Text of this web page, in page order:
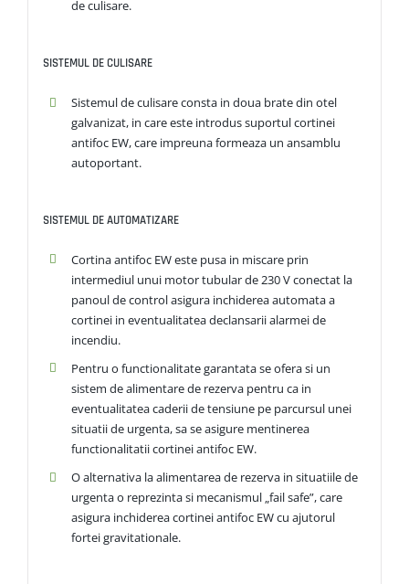
de culisare.
SISTEMUL DE CULISARE
Sistemul de culisare consta in doua brate din otel
galvanizat, in care este introdus suportul cortinei
antifoc EW, care impreuna formeaza un ansamblu
autoportant.
SISTEMUL DE AUTOMATIZARE
Cortina antifoc EW este pusa in miscare prin
intermediul unui motor tubular de 230 V conectat la
panoul de control asigura inchiderea automata a
cortinei in eventualitatea declansarii alarmei de
incendiu.
Pentru o functionalitate garantata se ofera si un
sistem de alimentare de rezerva pentru ca in
eventualitatea caderii de tensiune pe parcursul unei
situatii de urgenta, sa se asigure mentinerea
functionalitatii cortinei antifoc EW.
O alternativa la alimentarea de rezerva in situatiile de
urgenta o reprezinta si mecanismul „fail safe”, care
asigura inchiderea cortinei antifoc EW cu ajutorul
fortei gravitationale.